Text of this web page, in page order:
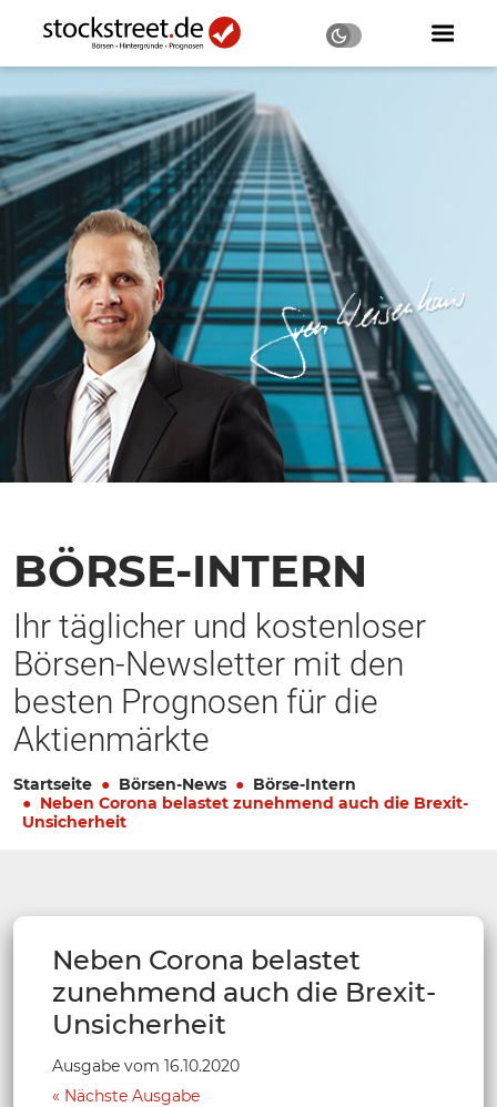
BÖRSE-INTERN
Ihr täglicher und kostenloser
Börsen-Newsletter mit den
besten Prognosen für die
Aktienmärkte
Startseite Börsen-News
Börse-Intern
Neben Corona belastet zunehmend auch die Brexit-
Unsicherheit
Neben Corona belastet
zunehmend auch die Brexit-
Unsicherheit
Ausgabe vom 16.10.2020
Nächste Ausgabe